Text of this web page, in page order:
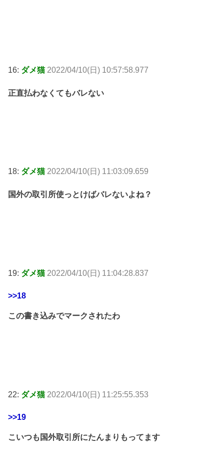
16: ダメ猫 2022/04/10(日) 10:57:58.977
正直払わなくてもバレない
18: ダメ猫 2022/04/10(日) 11:03:09.659
国外の取引所使っとけばバレないよね？
19: ダメ猫 2022/04/10(日) 11:04:28.837
>>18
この書き込みでマークされたわ
22: ダメ猫 2022/04/10(日) 11:25:55.353
>>19
こいつも国外取引所にたんまりもってます